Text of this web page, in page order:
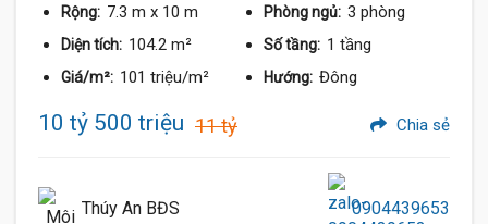
Rộng: 7.3 m x 10 m Phòng ngủ: 3 phòng
Diện tích: 104.2 m² Số tầng: 1 tầng
Giá/m²: 101 triệu/m² Hướng: Đông
10 tỷ 500 triệu 11 tỷ Chia sẻ
Thúy An BĐS 0904439653